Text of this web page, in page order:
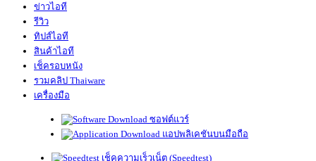
ข่าวไอที
รีวิว
ทิปส์ไอที
สินค้าไอที
เช็ครอบหนัง
รวมคลิป Thaiware
เครื่องมือ
ซอฟต์แวร์
แอปพลิเคชันบนมือถือ
เช็คความเร็วเน็ต (Speedtest)